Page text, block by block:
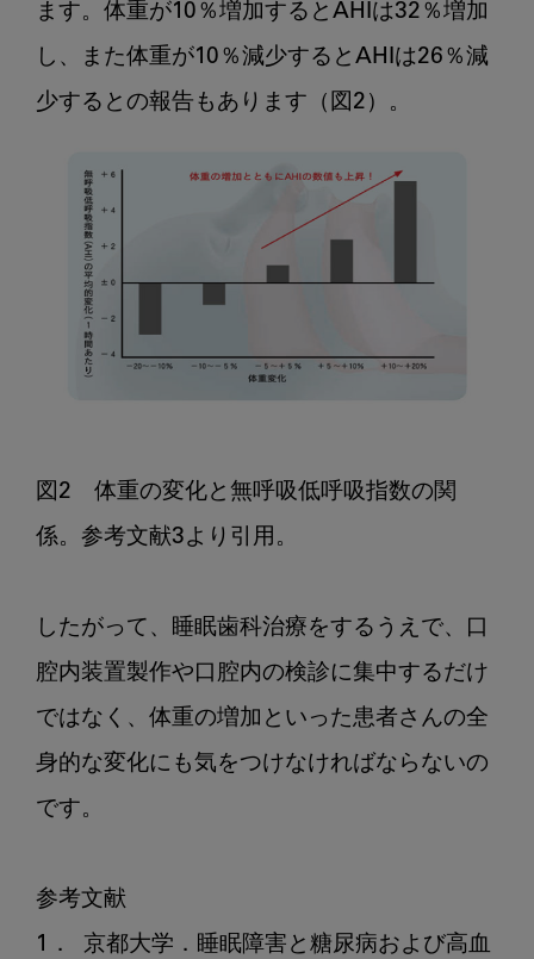
ます。体重が10％増加するとAHIは32％増加
し、また体重が10％減少するとAHIは26％減
図2　体重の変化と無呼吸低呼吸指数の関
係。参考文献3より引用。
したがって、睡眠歯科治療をするうえで、口
腔内装置製作や口腔内の検診に集中するだけ
ではなく、体重の増加といった患者さんの全
身的な変化にも気をつけなければならないの
です。
参考文献
1．	京都大学．睡眠障害と糖尿病および高血